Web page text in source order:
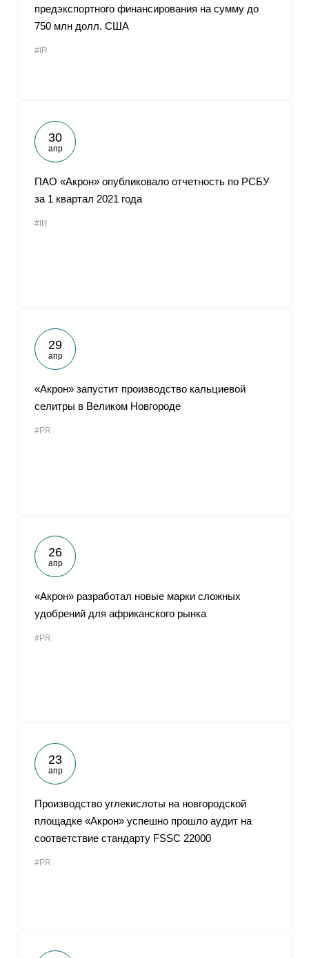
предэкспортного финансирования на сумму до
750 млн долл. США
#IR
30
апр
ПАО «Акрон» опубликовало отчетность по РСБУ
за 1 квартал 2021 года
#IR
29
апр
«Акрон» запустит производство кальциевой
селитры в Великом Новгороде
#PR
26
апр
«Акрон» разработал новые марки сложных
удобрений для африканского рынка
#PR
23
апр
Производство углекислоты на новгородской
площадке «Акрон» успешно прошло аудит на
соответствие стандарту FSSC 22000
#PR